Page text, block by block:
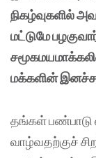
நிகழ்வுகளில்
மட்டுமே
மக்களின்
தங்கள் பண்பாடு
வாழ்வதற்குச்